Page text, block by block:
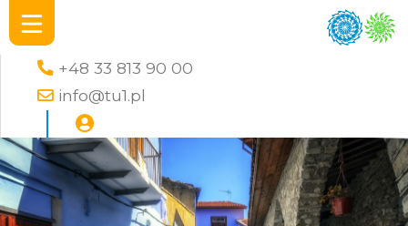
+48 33 813 90 00
info@tu1.pl